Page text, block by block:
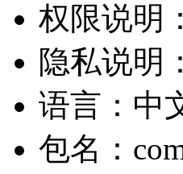
权限说明：
隐私说明：
语言：中
包名：